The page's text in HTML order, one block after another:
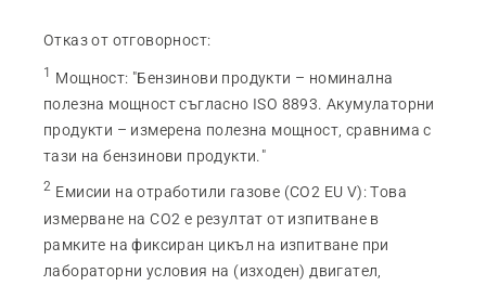
Отказ от отговорност:
1 Мощност: "Бензинови продукти – номинална
полезна мощност съгласно ISO 8893. Акумулаторни
продукти – измерена полезна мощност, сравнима с
тази на бензинови продукти."
2 Емисии на отработили газове (CO2 EU V):Това
измерване на CO2 е резултат от изпитване в
рамките на фиксиран цикъл на изпитване при
лабораторни условия на (изходен) двигател,